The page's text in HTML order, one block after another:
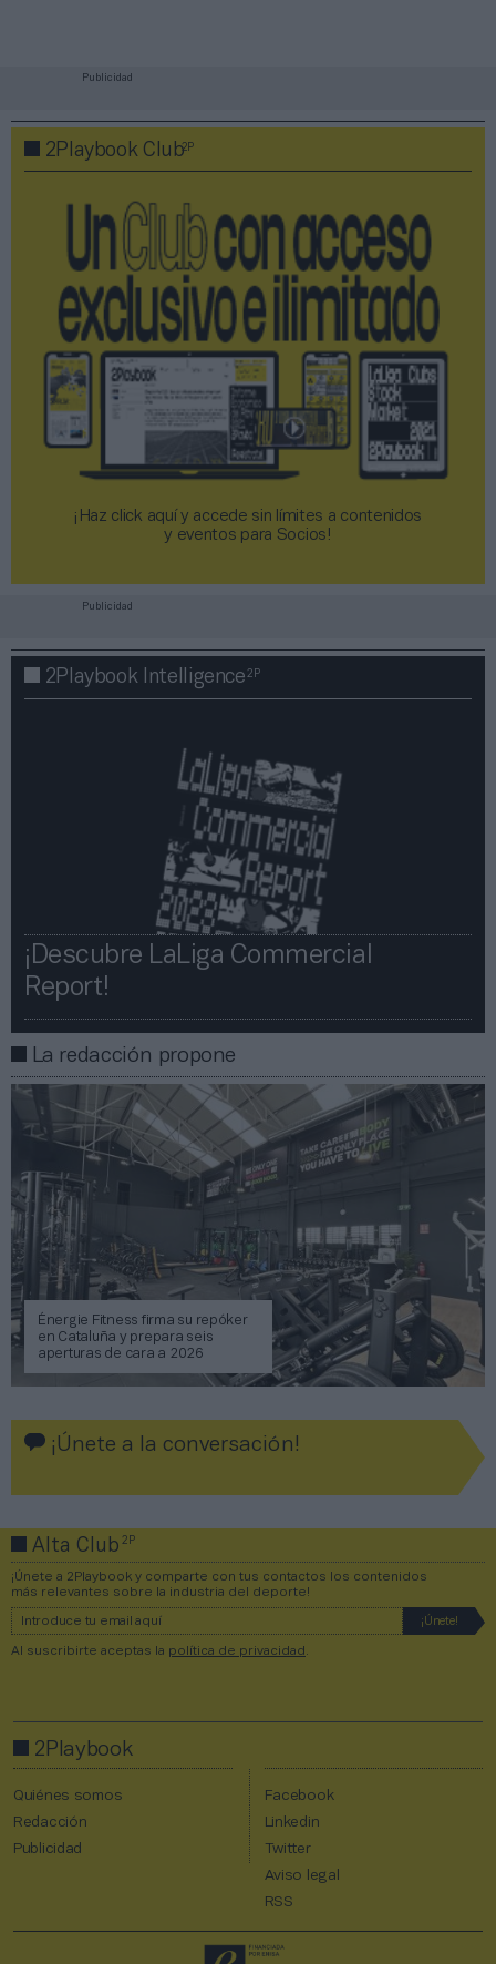
Publicidad
2Playbook Club2P
¡Haz click aquí y accede sin límites a contenidos
y eventos para Socios!​​​​​​​
Publicidad
2Playbook Intelligence2P
¡Descubre LaLiga Commercial
Report!​​
La redacción propone
Énergie Fitness firma su repóker
en Cataluña y prepara seis
aperturas de cara a 2026
¡Únete a la conversación!
Alta Club2P
¡Únete a 2Playbook y comparte con tus contactos los contenidos
más relevantes sobre la industria del deporte!
Al suscribirte aceptas la política de privacidad
2Playbook
Quiénes somos
Redacción
Publicidad
Facebook
Linkedin
Twitter
Aviso legal
RSS